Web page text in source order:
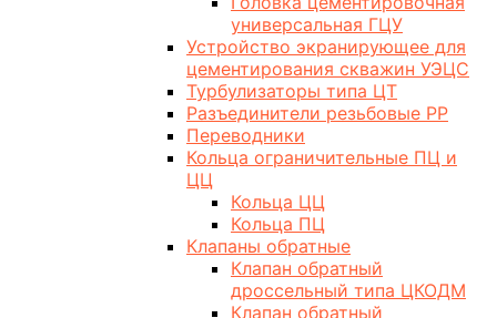
универсальная ГЦУ
Устройство экранирующее для
цементирования скважин УЭЦС
Турбулизаторы типа ЦТ
Разъединители резьбовые РР
Переводники
Кольца ограничительные ПЦ и
ЦЦ
Кольца ЦЦ
Кольца ПЦ
Клапаны обратные
Клапан обратный
дроссельный типа ЦКОДМ
Клапан обратный